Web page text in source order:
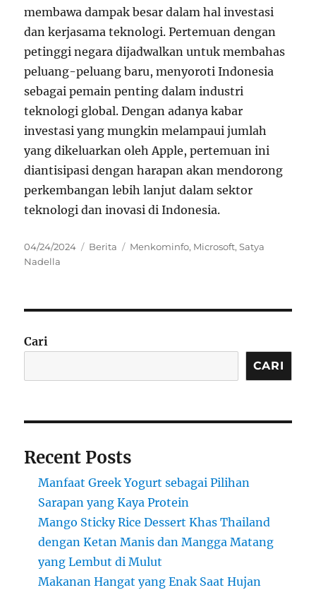
membawa dampak besar dalam hal investasi
dan kerjasama teknologi. Pertemuan dengan
petinggi negara dijadwalkan untuk membahas
peluang-peluang baru, menyoroti Indonesia
sebagai pemain penting dalam industri
teknologi global. Dengan adanya kabar
investasi yang mungkin melampaui jumlah
yang dikeluarkan oleh Apple, pertemuan ini
diantisipasi dengan harapan akan mendorong
perkembangan lebih lanjut dalam sektor
teknologi dan inovasi di Indonesia.
Posted
on
04/24/2024 Categories
Berita Tags
Menkominfo, Microsoft,Satya
Nadella
Cari
CARI
Recent Posts
Manfaat Greek Yogurt sebagai Pilihan
Sarapan yang Kaya Protein
Mango Sticky Rice Dessert Khas Thailand
dengan Ketan Manis dan Mangga Matang
yang Lembut di Mulut
Makanan Hangat yang Enak Saat Hujan